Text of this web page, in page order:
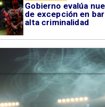
Gobierno evalúa
de excepción en
alta criminalidad